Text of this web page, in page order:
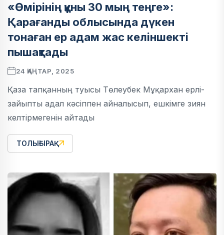
«Өмірінің құны 30 мың теңге»:
Қарағанды облысында дүкен
тонаған ер адам жас келіншекті
пышақтады
24 ҚАҢТАР, 2025
Қаза тапқанның туысы Төлеубек Мұқархан ерлі-
зайыпты адал кәсіппен айналысып, ешкімге зиян
келтірмегенін айтады
ТОЛЫҒЫРАҚ